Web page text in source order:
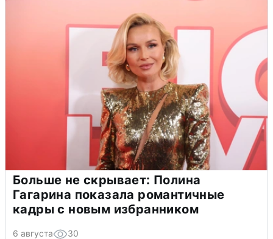
Больше не скрывает: Полина
Гагарина показала романтичные
кадры с новым избранником
6 августа 30